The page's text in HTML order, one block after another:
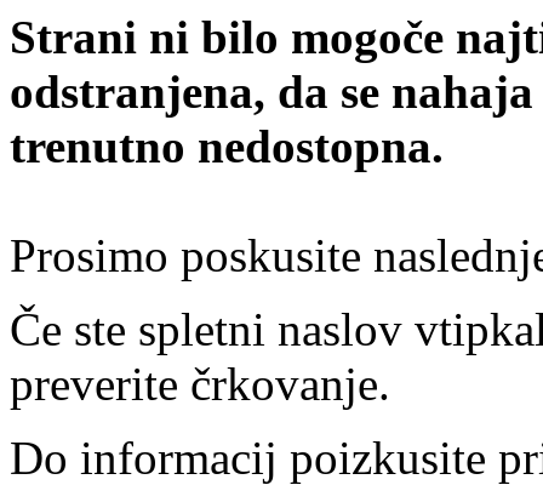
Strani ni bilo mogoče
odstranjena, da se
trenutno nedostopna.
Prosimo poskusite
Če ste spletni naslov
preverite črkovanje.
Do informacij poizkusite